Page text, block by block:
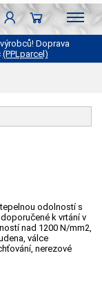
Doprava
(PPLparcel)
odolností s
k vrtání v
nad 1200 N/mm2,
válce
nerezové